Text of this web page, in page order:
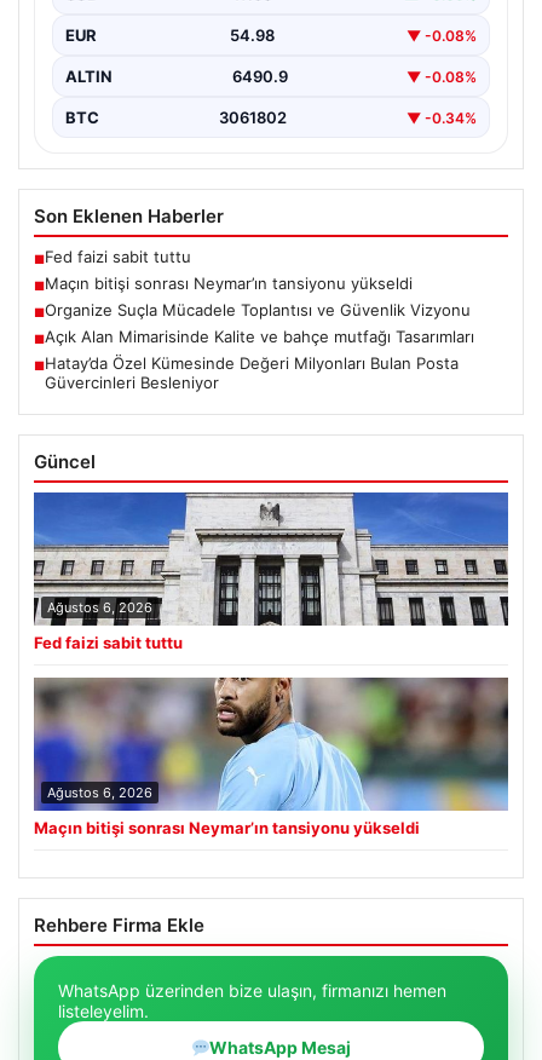
yüksek…
EUR 54.98 ▼ -0.08%
ALTIN 6490.9 ▼ -0.08%
BTC 3061802 ▼ -0.34%
Son Eklenen Haberler
■Fed faizi sabit tuttu
■Maçın bitişi sonrası Neymar’ın tansiyonu yükseldi
■Organize Suçla Mücadele Toplantısı ve Güvenlik Vizyonu
■Açık Alan Mimarisinde Kalite ve bahçe mutfağı Tasarımları
■Hatay’da Özel Kümesinde Değeri Milyonları Bulan Posta
Güvercinleri Besleniyor
Güncel
Ağustos 6, 2026
Fed faizi sabit tuttu
Ağustos 6, 2026
Maçın bitişi sonrası Neymar’ın tansiyonu yükseldi
Rehbere Firma Ekle
WhatsApp üzerinden bize ulaşın, firmanızı hemen
listeleyelim.
WhatsApp Mesaj